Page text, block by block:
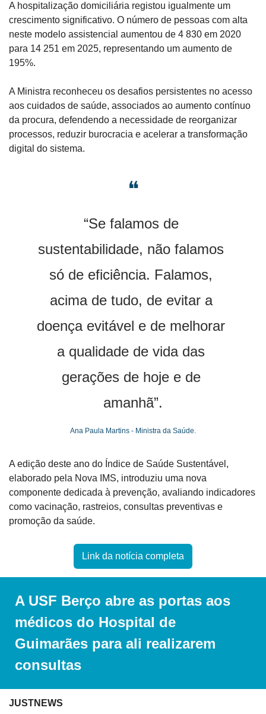
A hospitalização domiciliária registou igualmente um
crescimento significativo. O número de pessoas com alta
neste modelo assistencial aumentou de 4 830 em 2020
para 14 251 em 2025, representando um aumento de
195%.
A Ministra reconheceu os desafios persistentes no acesso
aos cuidados de saúde, associados ao aumento contínuo
da procura, defendendo a necessidade de reorganizar
processos, reduzir burocracia e acelerar a transformação
digital do sistema.
❝
“Se falamos de
sustentabilidade, não falamos
só de eficiência. Falamos,
acima de tudo, de evitar a
doença evitável e de melhorar
a qualidade de vida das
gerações de hoje e de
amanhã”.
Ana Paula Martins - Ministra da Saúde.
A edição deste ano do Índice de Saúde Sustentável,
elaborado pela Nova IMS, introduziu uma nova
componente dedicada à prevenção, avaliando indicadores
como vacinação, rastreios, consultas preventivas e
promoção da saúde.
Link da notícia completa
A USF Berço abre as portas aos
médicos do Hospital de
Guimarães para ali realizarem
consultas
JUSTNEWS